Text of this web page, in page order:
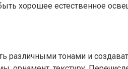
хорошее естественное
различными тонами и